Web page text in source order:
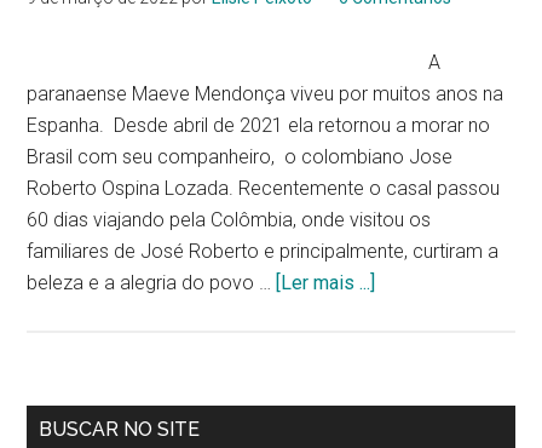
A
paranaense Maeve Mendonça viveu por muitos anos na
Espanha. Desde abril de 2021 ela retornou a morar no
Brasil com seu companheiro, o colombiano Jose
Roberto Ospina Lozada. Recentemente o casal passou
60 dias viajando pela Colômbia, onde visitou os
familiares de José Roberto e principalmente, curtiram a
beleza e a alegria do povo … [Ler mais ...]
BUSCAR NO SITE